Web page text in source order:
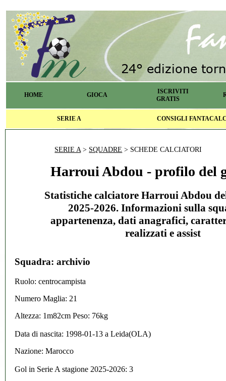
HOME GIOCA
ISCRIVITI
GRATIS
SERIE A CONSIGLI
SERIE A> SQUADRE > SCHEDE CALCIATORI
Harroui Abdou - profilo del
Statistiche calciatore Harroui Abdou
2025-2026. Informazioni sulla
appartenenza, dati anagrafici,
realizzati e assist
Squadra: archivio
Ruolo: centrocampista
Numero Maglia: 21
Altezza: 1m82cm Peso: 76kg
Data di nascita: 1998-01-13 a Leida(OLA)
Nazione: Marocco
Gol in Serie A stagione 2025-2026: 3